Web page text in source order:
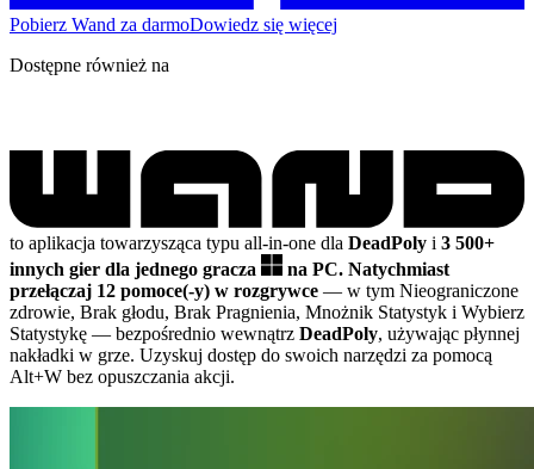
Pobierz Wand za darmoDowiedz się więcej
Dostępne również na
to aplikacja towarzysząca typu all-in-one dla DeadPoly i 3 500+
innych gier dla jednego gracza
na PC. Natychmiast
przełączaj 12 pomoce(-y) w rozgrywce — w tym Nieograniczone
zdrowie, Brak głodu, Brak Pragnienia, Mnożnik Statystyk i Wybierz
Statystykę — bezpośrednio wewnątrz DeadPoly, używając płynnej
nakładki w grze. Uzyskuj dostęp do swoich narzędzi za pomocą
Alt+W bez opuszczania akcji.